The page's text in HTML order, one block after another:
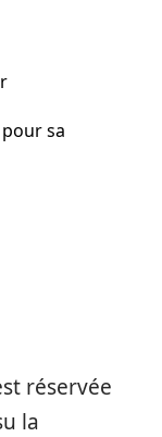
sa
réservée
la